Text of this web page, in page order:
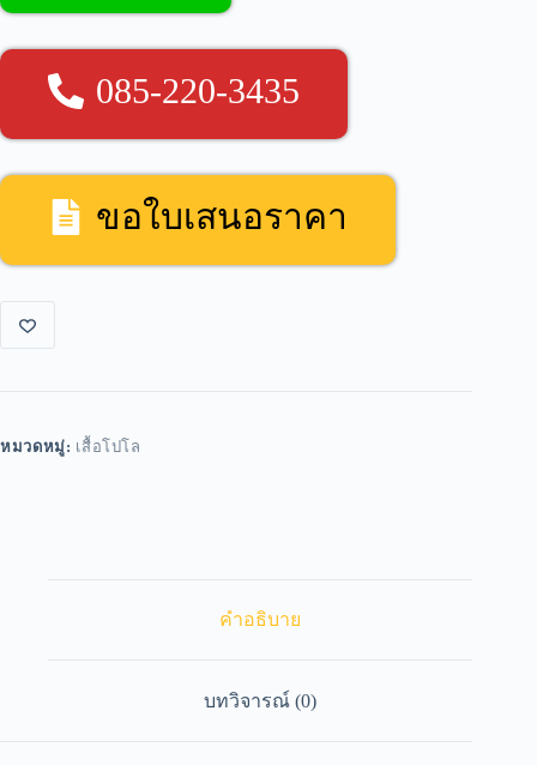
085-220-3435
ขอใบเสนอราคา
หมวดหมู่: เสื้อโปโล
คำอธิบาย
บทวิจารณ์ (0)